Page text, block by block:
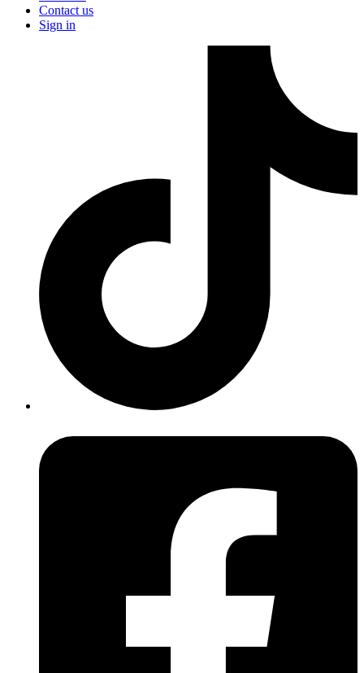
Contact us
Sign in